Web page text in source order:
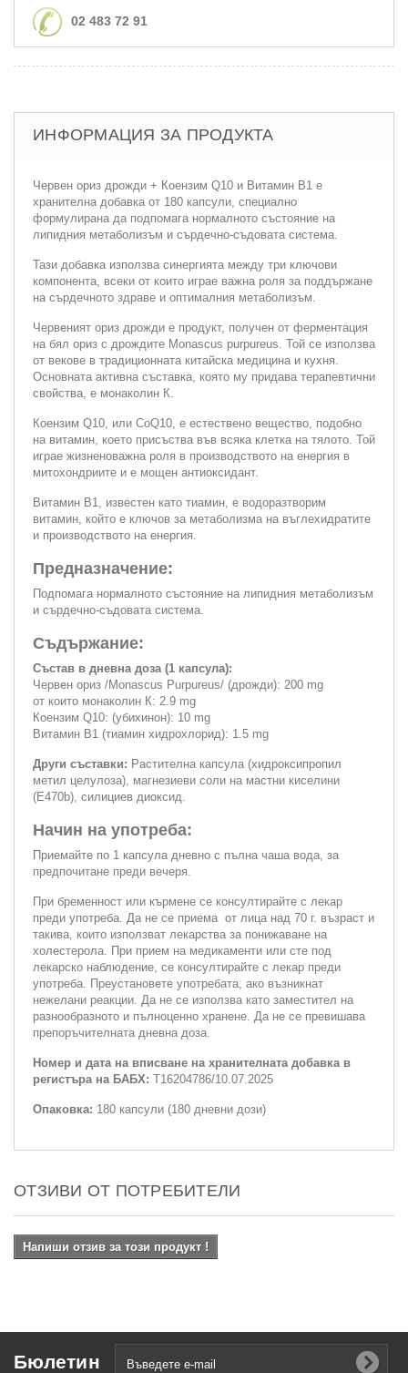
02 483 72 91
ИНФОРМАЦИЯ ЗА ПРОДУКТА
Червен ориз дрожди + Коензим Q10 и Витамин В1 е
хранителна добавка от 180 капсули, специално
формулирана да подпомага нормалното състояние на
липидния метаболизъм и сърдечно-съдовата система.
Тази добавка използва синергията между три ключови
компонента, всеки от които играе важна роля за поддържане
на сърдечното здраве и оптималния метаболизъм.
Червеният ориз дрожди е продукт, получен от ферментация
на бял ориз с дрождите Monascus purpureus. Той се използва
от векове в традиционната китайска медицина и кухня.
Основната активна съставка, която му придава терапевтични
свойства, е монаколин К.
Коензим Q10, или CoQ10, е естествено вещество, подобно
на витамин, което присъства във всяка клетка на тялото. Той
играе жизненоважна роля в производството на енергия в
митохондриите и е мощен антиоксидант.
Витамин В1, известен като тиамин, е водоразтворим
витамин, който е ключов за метаболизма на въглехидратите
и производството на енергия.
Предназначение:
Подпомага нормалното състояние на липидния метаболизъм
и сърдечно-съдовата система.
Съдържание:
Състав в дневна доза (1 капсула):
Червен ориз /Monascus Purpureus/ (дрожди): 200 mg
от които монаколин К: 2.9 mg
Коензим Q10: (убихинон): 10 mg
Витамин B1 (тиамин хидрохлорид): 1.5 mg
Други съставки: Растителна капсула (хидроксипропил
метил целулоза), магнезиеви соли на мастни киселини
(E470b), силициев диоксид.
Начин на употреба:
Приемайте по 1 капсула дневно с пълна чаша вода, за
предпочитане преди вечеря.
При бременност или кърмене се консултирайте с лекар
преди употреба. Да не се приема от лица над 70 г. възраст и
такива, които използват лекарства за понижаване на
холестерола. При прием на медикаменти или сте под
лекарско наблюдение, се консултирайте с лекар преди
употреба. Преустановете употребата, ако възникнат
нежелани реакции. Да не се използва като заместител на
разнообразното и пълноценно хранене. Да не се превишава
препоръчителната дневна доза.
Номер и дата на вписване на хранителната добавка в
регистъра на БАБХ: Т16204786/10.07.2025
Опаковка: 180 капсули (180 дневни дози)
ОТЗИВИ ОТ ПОТРЕБИТЕЛИ
Напиши отзив за този продукт !
Бюлетин